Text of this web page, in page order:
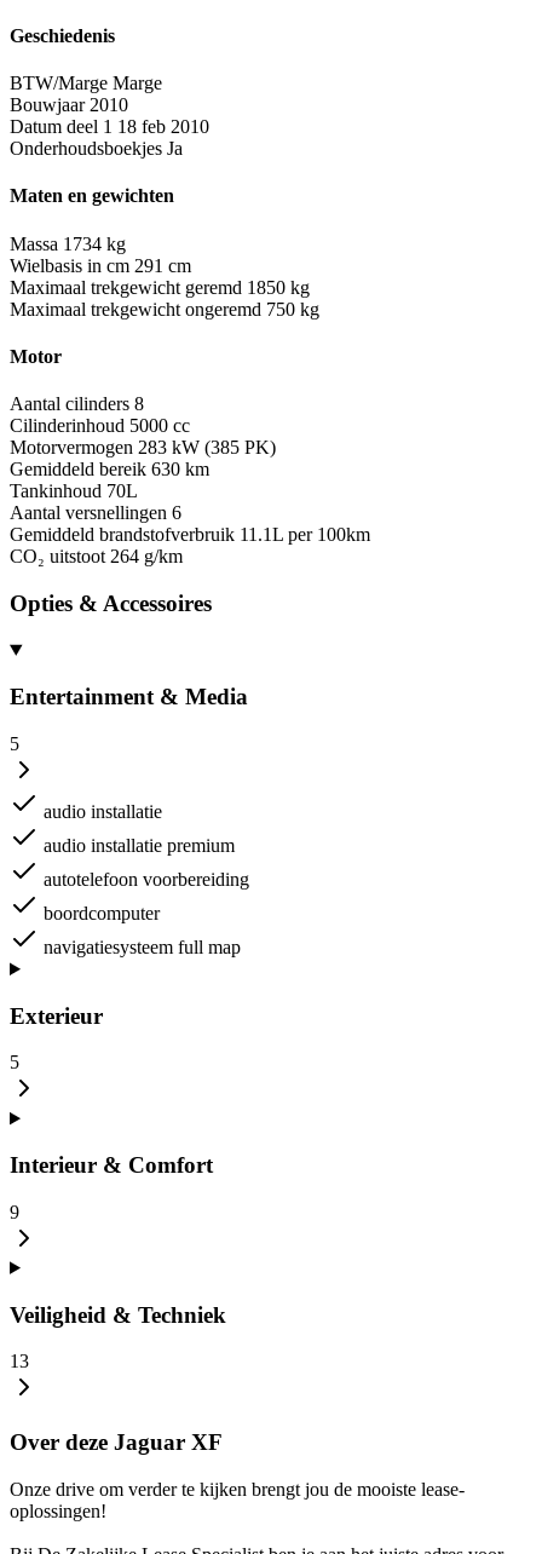
Geschiedenis
BTW/Marge Marge
Bouwjaar 2010
Datum deel 1 18 feb 2010
Onderhoudsboekjes Ja
Maten en gewichten
Massa 1734 kg
Wielbasis in cm 291 cm
Maximaal trekgewicht geremd 1850 kg
Maximaal trekgewicht ongeremd 750 kg
Motor
Aantal cilinders 8
Cilinderinhoud 5000 cc
Motorvermogen 283 kW (385 PK)
Gemiddeld bereik 630 km
Tankinhoud 70L
Aantal versnellingen 6
Gemiddeld brandstofverbruik 11.1L per 100km
CO₂ uitstoot 264 g/km
Opties & Accessoires
Entertainment & Media
5
audio installatie
audio installatie premium
autotelefoon voorbereiding
boordcomputer
navigatiesysteem full map
Exterieur
5
Interieur & Comfort
9
Veiligheid & Techniek
13
Over deze Jaguar XF
Onze drive om verder te kijken brengt jou de mooiste lease-
oplossingen!